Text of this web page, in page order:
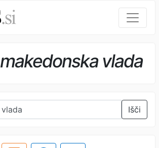
makedonska vlada
Išči